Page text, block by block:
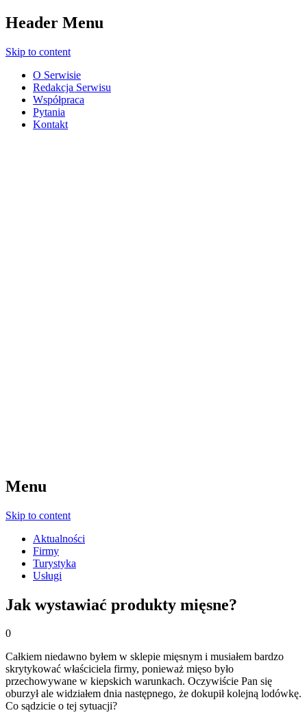
Header Menu
Skip to content
O Serwisie
Redakcja Serwisu
Współpraca
Pytania
Kontakt
Menu
Skip to content
Aktualności
Firmy
Turystyka
Usługi
Jak wystawiać produkty mięsne?
0
Całkiem niedawno byłem w sklepie mięsnym i musiałem bardzo
skrytykować właściciela firmy, ponieważ mięso było
przechowywane w kiepskich warunkach. Oczywiście Pan się
oburzył ale widziałem dnia następnego, że dokupił kolejną lodówkę.
Co sądzicie o tej sytuacji?